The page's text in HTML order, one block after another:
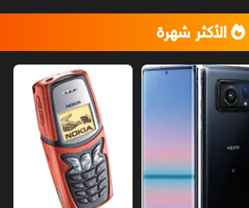
الأكثر شهرة